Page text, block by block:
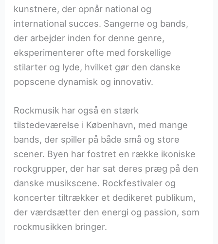
kunstnere, der opnår national og
international succes. Sangerne og bands,
der arbejder inden for denne genre,
eksperimenterer ofte med forskellige
stilarter og lyde, hvilket gør den danske
popscene dynamisk og innovativ.
Rockmusik har også en stærk
tilstedeværelse i København, med mange
bands, der spiller på både små og store
scener. Byen har fostret en række ikoniske
rockgrupper, der har sat deres præg på den
danske musikscene. Rockfestivaler og
koncerter tiltrækker et dedikeret publikum,
der værdsætter den energi og passion, som
rockmusikken bringer.